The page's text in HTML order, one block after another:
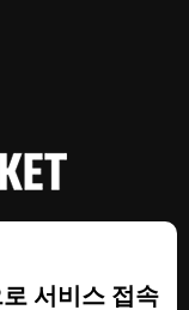
서비스 접속